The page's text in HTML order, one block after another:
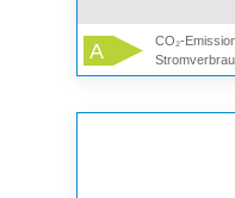
A
CO₂-